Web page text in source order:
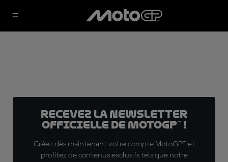
Recevez la Newsletter
officielle de MotoGP™ !
Créez dès maintenant votre compte MotoGP™ et
profitez de contenus exclusifs tels que notre